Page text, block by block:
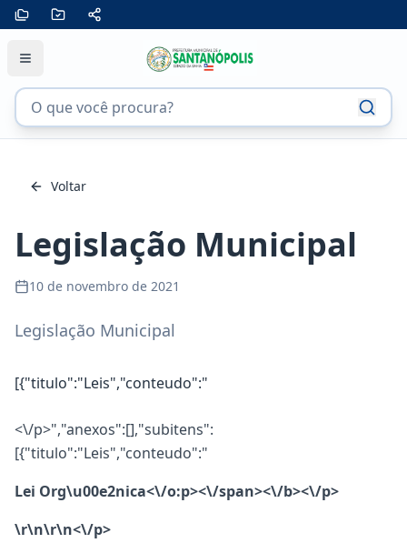
Voltar
Legislação Municipal
10 de novembro de 2021
Legislação Municipal
[{"titulo":"Leis","conteudo":"
<\/p>","anexos":[],"subitens":
[{"titulo":"Leis","conteudo":"
Lei Org\u00e2nica<\/o:p><\/span><\/b><\/p>
\r\n\r\n<\/p>